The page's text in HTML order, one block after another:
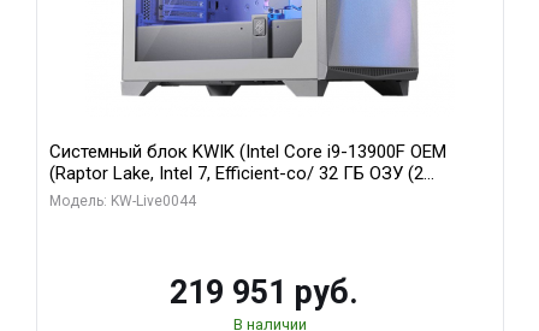
Системный блок KWIK (Intel Core i9-13900F OEM
(Raptor Lake, Intel 7, Efficient-co/ 32 ГБ ОЗУ (2
модуля)/ Gigabyte RTX5070Ti AERO OC 16GB GDDR7
Модель: KW-Live0044
219 951 руб.
В наличии